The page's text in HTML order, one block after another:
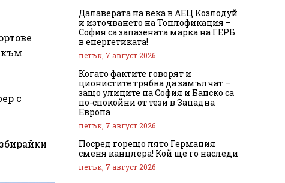
към
с
Далаверата на века в АЕЦ Козлодуй
и източването на Топлофикация –
София са запазената марка на ГЕРБ
в енергетиката!
петък, 7 август 2026
Когато фактите говорят и
ционистите трябва да замълчат –
защо улиците на София и Банско са
по-спокойни от тези в Западна
Европа
петък, 7 август 2026
Посред горещо лято Германия
сменя канцлера! Кой ще го наследи
петък, 7 август 2026